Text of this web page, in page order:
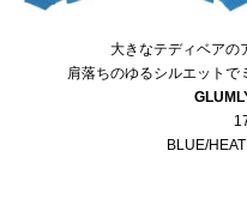
大きなテディベアの
肩落ちのゆるシルエットで
BLUE/